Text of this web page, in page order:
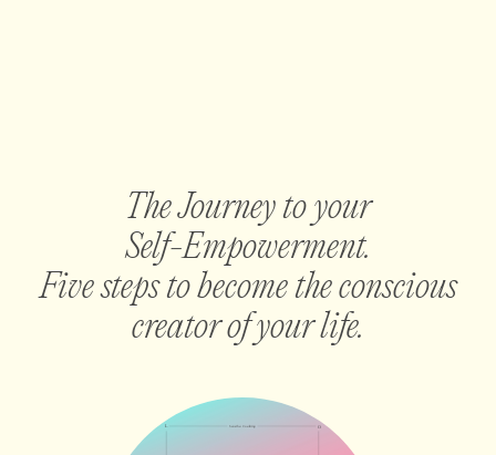
The Journey to your
Self-Empowerment.
Five steps to become the conscious
creator of your life.